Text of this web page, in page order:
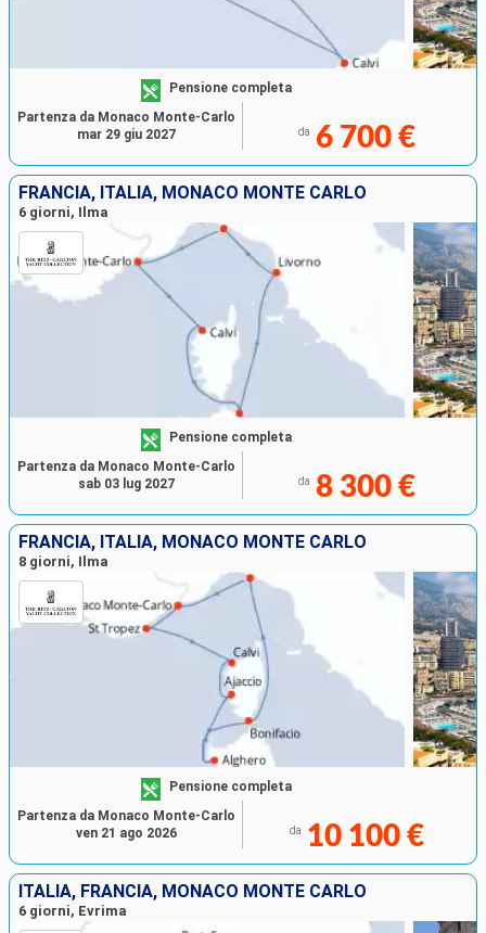
Pensione completa
da 6 700 €
Partenza da Monaco Monte-Carlo
mar 29 giu 2027
FRANCIA, ITALIA, MONACO MONTE CARLO
6 giorni, Ilma
Pensione completa
da 8 300 €
Partenza da Monaco Monte-Carlo
sab 03 lug 2027
FRANCIA, ITALIA, MONACO MONTE CARLO
8 giorni, Ilma
Pensione completa
da 10 100 €
Partenza da Monaco Monte-Carlo
ven 21 ago 2026
ITALIA, FRANCIA, MONACO MONTE CARLO
6 giorni, Evrima